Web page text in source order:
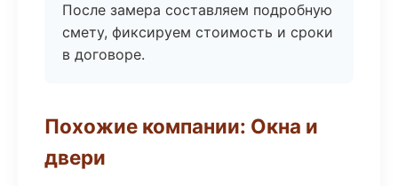
После замера составляем подробную
смету, фиксируем стоимость и сроки
в договоре.
Похожие компании: Окна и
двери